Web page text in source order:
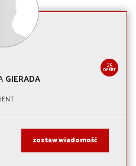
25
OFERT
GIERADA
zostaw wiadomość